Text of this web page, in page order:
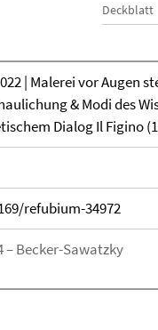
Deckblatt
| Malerei vor Augen
& Modi des
Dialog Il Figino
refubium-34972
– Becker-Sawatzky